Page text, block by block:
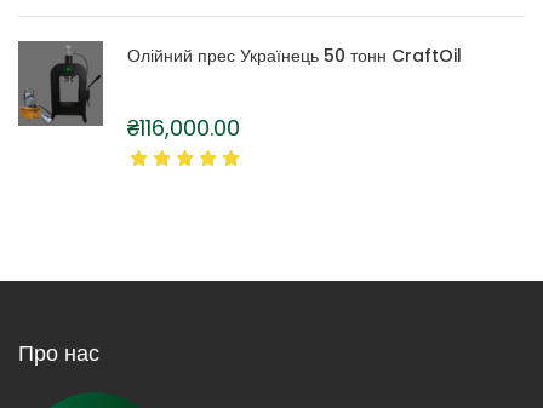
Олійний прес Українець 50 тонн CraftOil
₴116,000.00
Про нас